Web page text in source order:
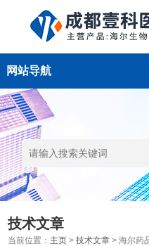
网站导航
技术文章
当前位置： 主页 >技术文章 > 海尔药